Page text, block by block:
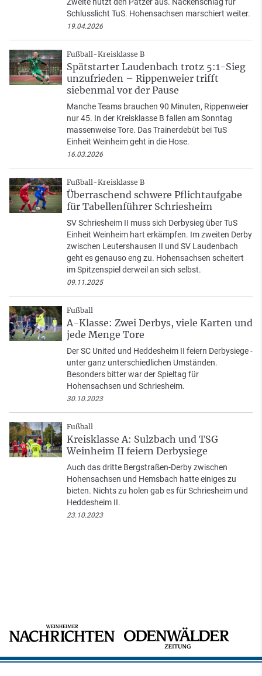
Schlusslicht TuS. Hohensachsen marschiert weiter.
19.04.2026
Fußball-Kreisklasse B
Spätstarter Laudenbach trotz 5:1-Sieg
unzufrieden – Rippenweier trifft
siebenmal vor der Pause
Manche Teams brauchen 90 Minuten, Rippenweier
nur 45. In der Kreisklasse B fallen am Sonntag
massenweise Tore. Das Trainerdebüt bei TuS
Einheit Weinheim geht in die Hose.
16.03.2026
Fußball-Kreisklasse B
Überraschend schwere Pflichtaufgabe
für Tabellenführer Schriesheim
SV Schriesheim II muss sich Derbysieg über TuS
Einheit Weinheim hart erkämpfen. Im zweiten Derby
zwischen Leutershausen II und SV Laudenbach
geht es genauso eng zu. Hohensachsen scheitert
im Spitzenspiel derweil an sich selbst.
09.11.2025
Fußball
A-Klasse: Zwei Derbys, viele Karten und
jede Menge Tore
Der SC United und Heddesheim II feiern Derbysiege -
unter ganz unterschiedlichen Umständen.
Besonders bitter war der Spieltag für
Hohensachsen und Schriesheim.
30.10.2023
Fußball
Kreisklasse A: Sulzbach und TSG
Weinheim II feiern Derbysiege
Auch das dritte Bergstraßen-Derby zwischen
Hohensachsen und Hemsbach hatte einiges zu
bieten. Nichts zu holen gab es für Schriesheim und
Heddesheim II.
23.10.2023